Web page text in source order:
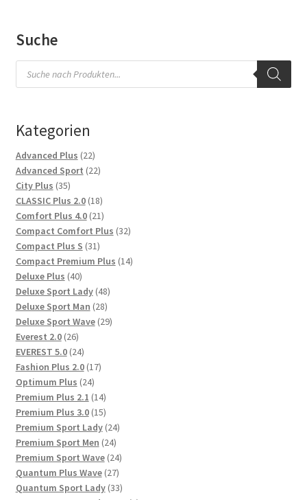
Suche
Products
search
Kategorien
Advanced Plus 2222
Produkte
Advanced Sport 2222
City Plus 3535
Produkte
CLASSIC Plus 2.0 1818
Produkte
Comfort Plus 4.0 2121
Produkte
Compact Comfort Plus 3232
Compact Plus S 3131
Produkte
Compact Premium Plus 1414
Deluxe Plus 4040
Produkte
Deluxe Sport Lady 4848
Produkte
Deluxe Sport Man 2828
Produkte
Deluxe Sport Wave 2929
Everest 2.0 2626
Produkte
EVEREST 5.0 2424
Produkte
Fashion Plus 2.0 1717
Optimum Plus 2424
Produkte
Premium Plus 2.1 1414
Produkte
Premium Plus 3.0 1515
Produkte
Premium Sport Lady 2424
Premium Sport Men 2424
Produkte
Premium Sport Wave 2424
Produkte
Quantum Plus Wave 2727
Produkte
Quantum Sport Lady 3333